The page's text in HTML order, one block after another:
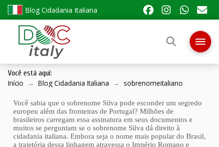
Blog Cidadania Italiana
Você está aqui:
Início → Blog Cidadania Italiana → sobrenomeitaliano
Você sabia que o sobrenome Silva pode esconder um segredo
europeu além das fronteiras de Portugal? Milhões de
brasileiros carregam essa assinatura em seus documentos e
muitos se perguntam se o sobrenome Silva dá direito à
cidadania italiana. Embora seja o nome mais popular do Brasil,
a trajetória dessa linhagem atravessa o Império Romano e